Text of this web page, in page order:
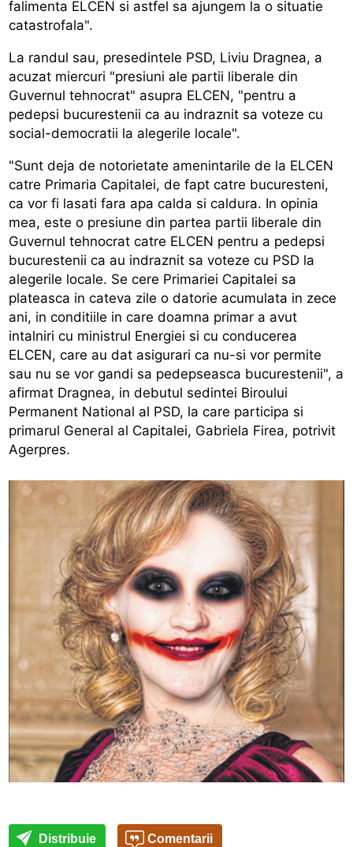
falimenta ELCEN si astfel sa ajungem la o situatie
catastrofala".
La randul sau, presedintele PSD, Liviu Dragnea, a
acuzat miercuri "presiuni ale partii liberale din
Guvernul tehnocrat" asupra ELCEN, "pentru a
pedepsi bucurestenii ca au indraznit sa voteze cu
social-democratii la alegerile locale".
"Sunt deja de notorietate amenintarile de la ELCEN
catre Primaria Capitalei, de fapt catre bucuresteni,
ca vor fi lasati fara apa calda si caldura. In opinia
mea, este o presiune din partea partii liberale din
Guvernul tehnocrat catre ELCEN pentru a pedepsi
bucurestenii ca au indraznit sa voteze cu PSD la
alegerile locale. Se cere Primariei Capitalei sa
plateasca in cateva zile o datorie acumulata in zece
ani, in conditiile in care doamna primar a avut
intalniri cu ministrul Energiei si cu conducerea
ELCEN, care au dat asigurari ca nu-si vor permite
sau nu se vor gandi sa pedepseasca bucurestenii", a
afirmat Dragnea, in debutul sedintei Biroului
Permanent National al PSD, la care participa si
primarul General al Capitalei, Gabriela Firea, potrivit
Agerpres.
Distribuie Comentarii